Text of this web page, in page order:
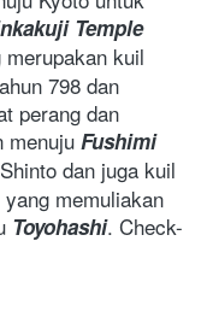
Temple
merupakan kuil
798 dan
perang dan
menuju Fushimi
dan juga kuil
memuliakan
Toyohashi. Check-